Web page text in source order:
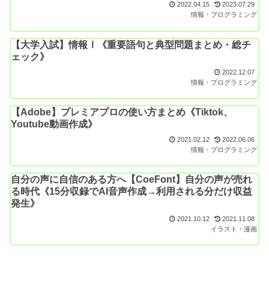
2022.04.15
2023.07.29
情報・プログラミング
【大学入試】情報Ⅰ《重要語句と典型問題まとめ・総チ
ェック》
2022.12.07
情報・プログラミング
【Adobe】プレミアプロの使い方まとめ《Tiktok、
Youtube動画作成》
2021.02.12
2022.06.06
情報・プログラミング
自分の声に自信のある方へ【CoeFont】自分の声が売れ
る時代《15分収録でAI音声作成→利用される分だけ収益
発生》
2021.10.12
2021.11.08
イラスト・漫画